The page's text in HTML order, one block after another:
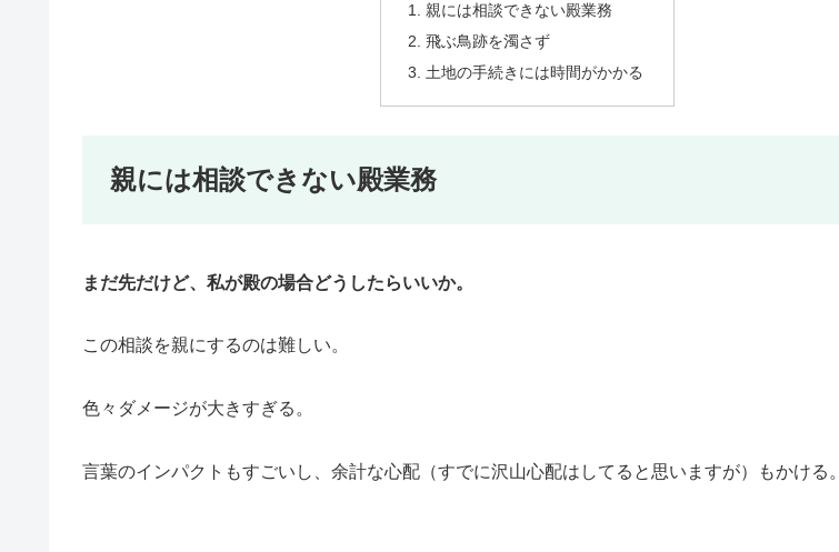
親には相談できない殿業務
飛ぶ鳥跡を濁さず
土地の手続きには時間がかかる
親には相談できない殿業務
まだ先だけど、私が殿の場合どうしたらいいか。
この相談を親にするのは難しい。
色々ダメージが大きすぎる。
言葉のインパクトもすごいし、余計な心配（すでに沢山心配はしてると思いますが）もかける。